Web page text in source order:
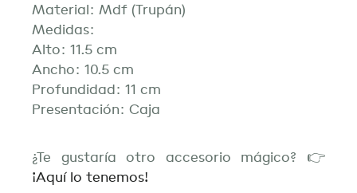
Material: Mdf (Trupán)
Medidas:
Alto: 11.5 cm
Ancho: 10.5 cm
Profundidad: 11 cm
Presentación: Caja
¿Te gustaría otro accesorio mágico? 👉
¡Aquí lo tenemos!